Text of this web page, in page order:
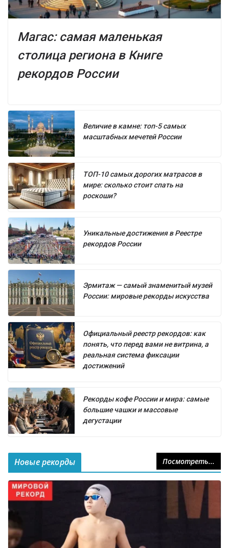
Магас: самая маленькая
столица региона в Книге
рекордов России
Величие в камне: топ-5 самых
масштабных мечетей России
ТОП-10 самых дорогих матрасов в
мире: сколько стоит спать на
роскоши?
Уникальные достижения в Реестре
рекордов России
Эрмитаж — самый знаменитый музей
России: мировые рекорды искусства
Официальный реестр рекордов: как
понять, что перед вами не витрина, а
реальная система фиксации
достижений
Рекорды кофе России и мира: самые
большие чашки и массовые
дегустации
Новые рекорды Посмотреть...